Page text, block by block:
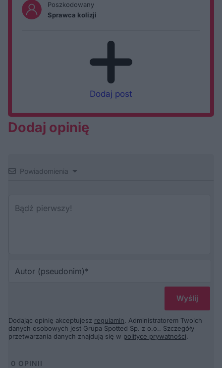
Poszkodowany
Sprawca kolizji
Dodaj post
Dodaj opinię
Powiadomienia
Dodając opinię akceptujesz regulamin. Administratorem Twoich
danych osobowych jest Grupa Spotted Sp. z o.o.. Szczegóły
przetwarzania danych znajdują się w polityce prywatności.
0 OPINII